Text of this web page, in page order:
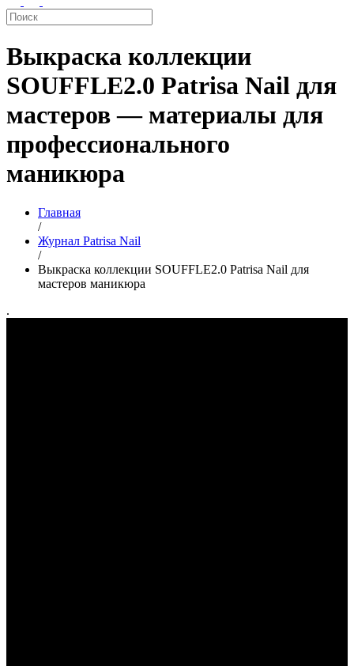
Выкраска коллекции
SOUFFLE2.0 Patrisa Nail для
мастеров — материалы для
профессионального
маникюра
Главная
/
Журнал Patrisa Nail
/
Выкраска коллекции SOUFFLE2.0 Patrisa Nail для
мастеров маникюра
.